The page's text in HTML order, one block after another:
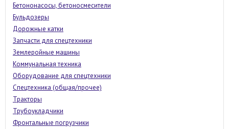
Бетононасосы, бетоносмесители
Бульдозеры
Дорожные катки
Запчасти для спецтехники
Землеройные машины
Коммунальная техника
Оборудование для спецтехники
Спецтехника (общая/прочее)
Тракторы
Трубоукладчики
Фронтальные погрузчики